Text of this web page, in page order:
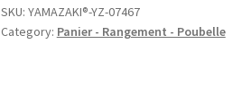
Yamazaki®
quantity
SKU: YAMAZAKI®-YZ-07467
Category: Panier - Rangement - Poubelle